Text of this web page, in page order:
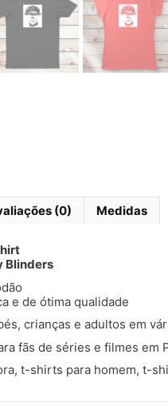
(0) Medidas
Blinders
e de ótima qualidade
crianças e adultos em
fãs de séries e filmes em
t-shirts para homem, t-